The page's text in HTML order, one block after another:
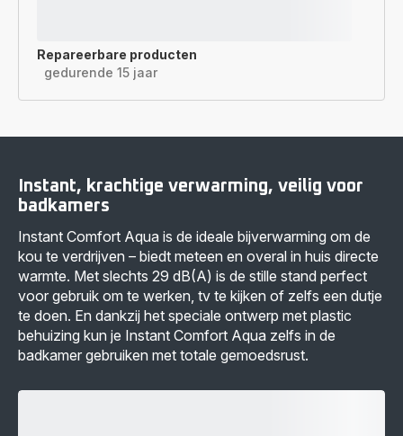
Repareerbare producten
gedurende 15 jaar
Instant, krachtige verwarming, veilig voor
badkamers
Instant Comfort Aqua is de ideale bijverwarming om de
kou te verdrijven – biedt meteen en overal in huis directe
warmte. Met slechts 29 dB(A) is de stille stand perfect
voor gebruik om te werken, tv te kijken of zelfs een dutje
te doen. En dankzij het speciale ontwerp met plastic
behuizing kun je Instant Comfort Aqua zelfs in de
badkamer gebruiken met totale gemoedsrust.